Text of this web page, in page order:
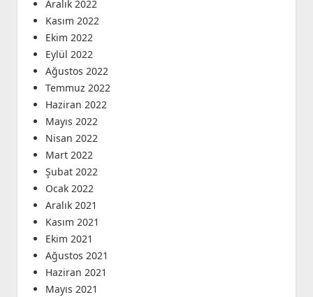
Aralık 2022
Kasım 2022
Ekim 2022
Eylül 2022
Ağustos 2022
Temmuz 2022
Haziran 2022
Mayıs 2022
Nisan 2022
Mart 2022
Şubat 2022
Ocak 2022
Aralık 2021
Kasım 2021
Ekim 2021
Ağustos 2021
Haziran 2021
Mayıs 2021